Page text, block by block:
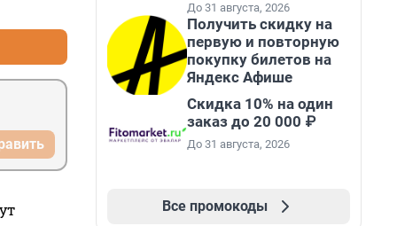
До 31 августа, 2026
Получить скидку на
первую и повторную
покупку билетов на
Яндекс Афише
Скидка 10% на один
заказ до 20 000 ₽
До 31 августа, 2026
Все промокоды